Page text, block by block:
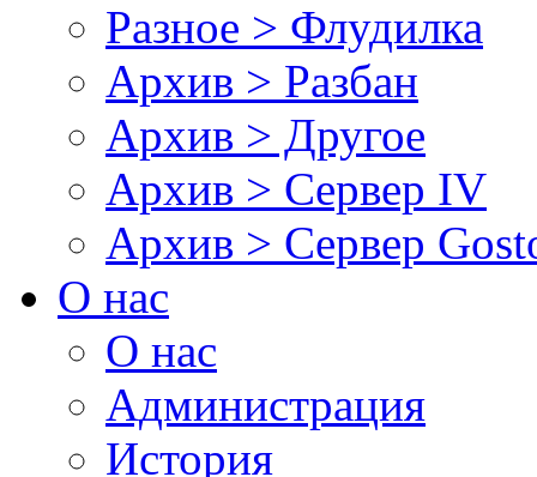
Разное > Флудилка
Архив > Разбан
Архив > Другое
Архив > Сервер IV
Архив > Сервер
О нас
О нас
Администрация
История